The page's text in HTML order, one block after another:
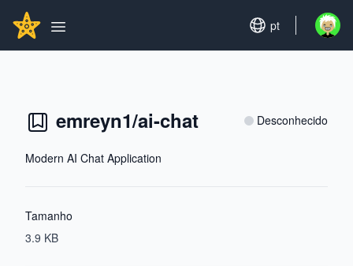
GITHUBSTAR
Open main menu
Set language
pt Open
emreyn1/ai-chat Desconhecido
Modern AI Chat Application
Tamanho
3.9 KB